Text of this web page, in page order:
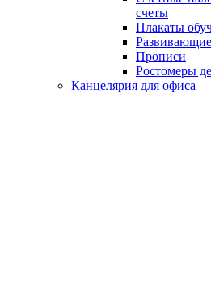
счеты
Плакаты
Прописи
Ростомеры
Канцелярия для офиса